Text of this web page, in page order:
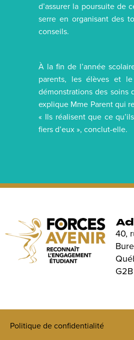
d’assurer la poursuite de
serre en organisant des
conseils.
À la fin de l’année
parents, les élèves et
démonstrations des soins
explique Mme Parent qui
« Ils réalisent que ce
fiers d’eux », conclut-elle.
40,
Politique de confidentialité